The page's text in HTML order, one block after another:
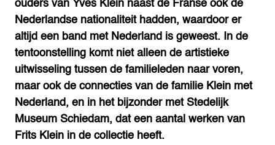
Nederlandse nationaliteit hadden, waardoor er
altijd een band met Nederland is geweest. In de
tentoonstelling komt niet alleen de artistieke
uitwisseling tussen de familieleden naar voren,
maar ook de connecties van de familie Klein met
Nederland, en in het bijzonder metStedelijk
Museum Schiedam,dat een aantal werken van
Frits Klein in de collectie heeft.